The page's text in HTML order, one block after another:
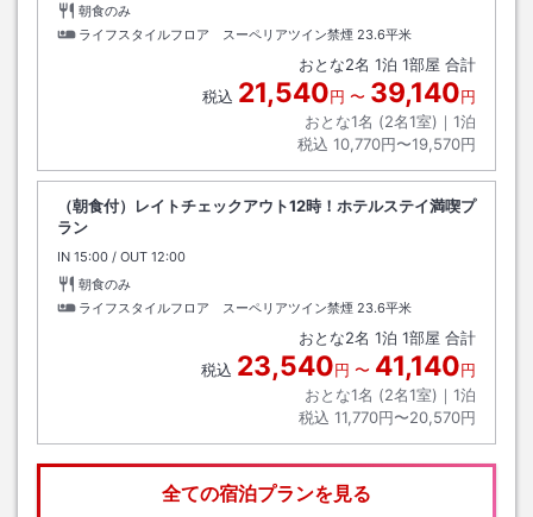
朝食のみ
ライフスタイルフロア スーペリアツイン禁煙 23.6平米
おとな2名 1泊 1部屋 合計
税込 21,540円 〜 39,140円
おとな1名 (2名1室)｜ 1泊
税込 10,770円〜19,570円
（朝食付）レイトチェックアウト12時！ホテルステイ満喫プ
ラン
IN チェックイン
15:00 / OUT チェックアウト
12:00
朝食のみ
ライフスタイルフロア スーペリアツイン禁煙 23.6平米
おとな2名 1泊 1部屋 合計
税込 23,540円 〜 41,140円
おとな1名 (2名1室)｜ 1泊
税込 11,770円〜20,570円
全ての宿泊プランを見る